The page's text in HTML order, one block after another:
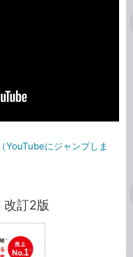
YouTubeにジャンプしま
訂2版